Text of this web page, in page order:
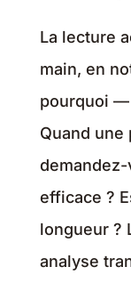
La lecture
main, en
pourquoi —
Quand une
demandez-
efficace ?
longueur ?
analyse